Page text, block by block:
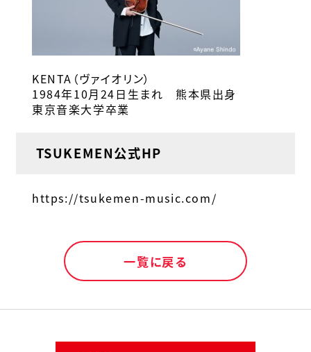
KENTA（ヴァイオリン）
1984年10月24日生まれ 熊本県出身
東京音楽大学卒業
TSUKEMEN公式HP
https://tsukemen-music.com/
一覧に戻る